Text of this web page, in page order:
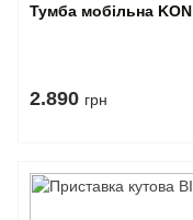
Тумба мобільна
2.890 грн